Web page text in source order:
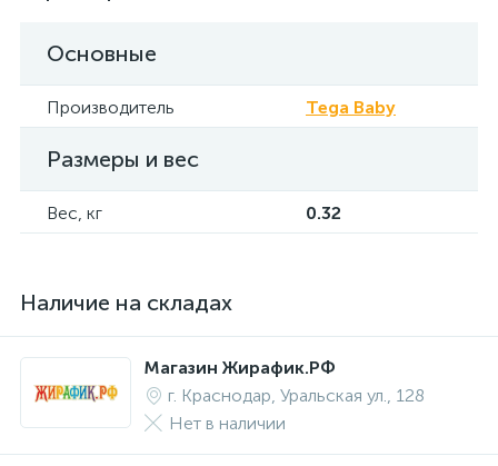
Основные
Производитель Tega Baby
Размеры и вес
Вес, кг 0.32
Наличие на складах
Магазин Жирафик.РФ
г. Краснодар, Уральская ул., 128
Нет в наличии